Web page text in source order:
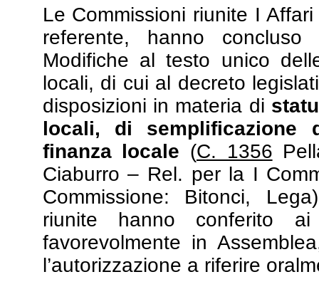
Le Commissioni riunite I
referente, hanno concluso
Modifiche al testo unico
locali, di cui al decreto
disposizioni in materia di
locali, di semplificazione
finanza locale (C. 1356
Ciaburro – Rel. per la I
Commissione: Bitonci,
riunite hanno conferito
favorevolmente in
l’autorizzazione a riferire